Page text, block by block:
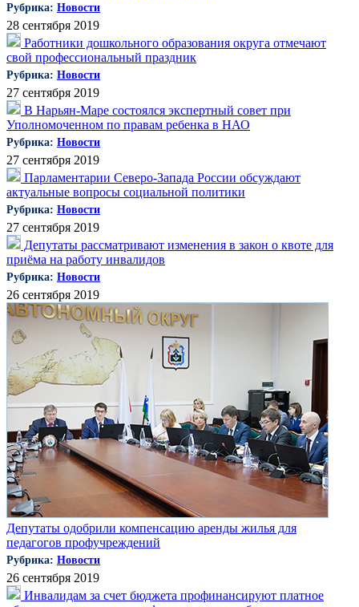
Рубрика: Новости
28 сентября 2019
Работники дошкольного образования округа отмечают
свой профессиональный праздник
Рубрика: Новости
27 сентября 2019
В Нарьян-Маре состоялся экспертный совет при
Уполномоченном по правам ребенка в НАО
Рубрика: Новости
27 сентября 2019
Парламентарии Северо-Запада России обсуждают
актуальные вопросы социальной политики
Рубрика: Новости
27 сентября 2019
Депутаты рассматривают изменения в закон о квоте для
приёма на работу инвалидов
Рубрика: Новости
26 сентября 2019
Депутаты одобрили компенсацию аренды жилья для
педагогов профучреждений
Рубрика: Новости
26 сентября 2019
Инвалидам за счет бюджета профинансируют платное